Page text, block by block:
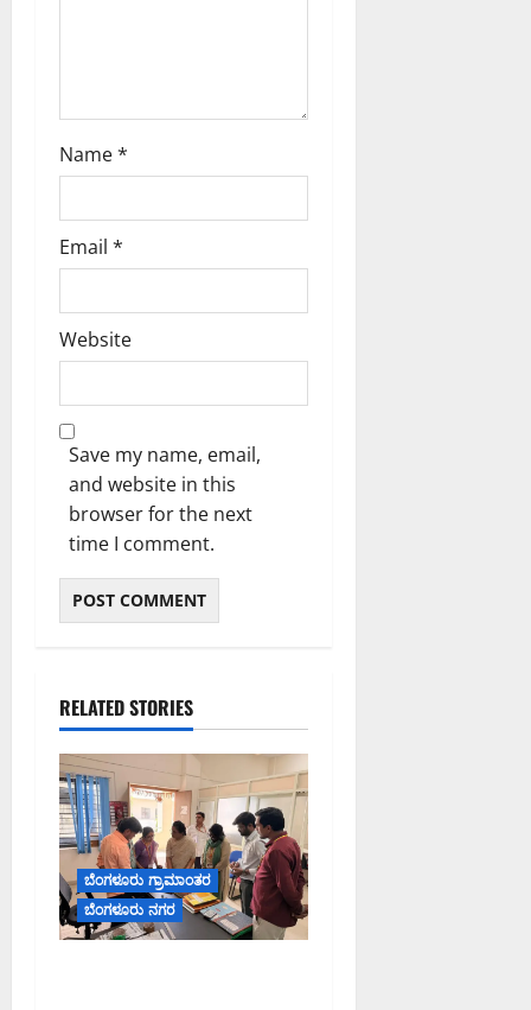
Name*
Email *
Website
Save my name, email,
and website in this
browser for the next
time I comment.
RELATED STORIES
ಬೆಂಗಳೂರು ಗ್ರಾಮಾಂತರ
ಬೆಂಗಳೂರು ನಗರ